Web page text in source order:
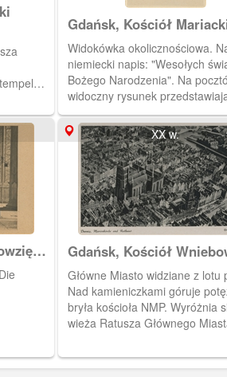
Gdańsk, Kościół
Widokówka okolicznościowa.
niemiecki napis: "Wesołych świąt
Bożego Narodzenia". Na
widoczny rysunek
Kościół Mariacki zimą.
XX w.
Gdańsk, Kościół
NMP i Ratusz Głównego
Danzig Die
Rathaus
Główne Miasto widziane z lotu
Nad kamieniczkami góruje
bryła kościoła NMP. Wyróżnia
wieża Ratusza Głównego